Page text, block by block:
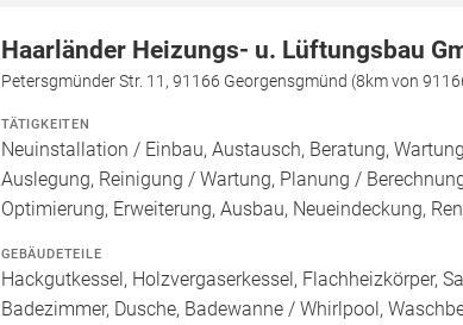
Haarländer Heizungs- u. Lüftungsbau
Petersgmünder Str. 11, 91166 Georgensgmünd (8km von
TÄTIGKEITEN
Neuinstallation / Einbau, Austausch, Beratung,
Auslegung, Reinigung / Wartung, Planung /
Optimierung, Erweiterung, Ausbau, Neueindeckung,
GEBÄUDETEILE
Hackgutkessel, Holzvergaserkessel, Flachheizkörper,
Badezimmer, Dusche, Badewanne / Whirlpool,